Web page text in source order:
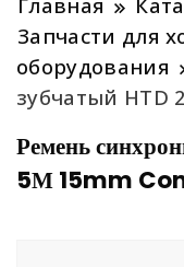
Запчасти для
оборудования
зубчатый HTD
Ремень
5М 15mm